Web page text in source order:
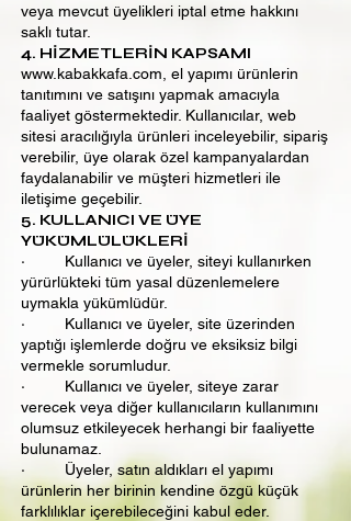
veya mevcut üyelikleri iptal etme hakkını
saklı tutar.
4. HİZMETLERİN KAPSAMI
www.kabakkafa.com , el yapımı ürünlerin
tanıtımını ve satışını yapmak amacıyla
faaliyet göstermektedir. Kullanıcılar, web
sitesi aracılığıyla ürünleri inceleyebilir, sipariş
verebilir, üye olarak özel kampanyalardan
faydalanabilir ve müşteri hizmetleri ile
iletişime geçebilir.
5. KULLANICI VE ÜYE
YÜKÜMLÜLÜKLERİ
· Kullanıcı ve üyeler, siteyi kullanırken
yürürlükteki tüm yasal düzenlemelere
uymakla yükümlüdür.
· Kullanıcı ve üyeler, site üzerinden
yaptığı işlemlerde doğru ve eksiksiz bilgi
vermekle sorumludur.
· Kullanıcı ve üyeler, siteye zarar
verecek veya diğer kullanıcıların kullanımını
olumsuz etkileyecek herhangi bir faaliyette
bulunamaz.
· Üyeler, satın aldıkları el yapımı
ürünlerin her birinin kendine özgü küçük
farklılıklar içerebileceğini kabul eder.